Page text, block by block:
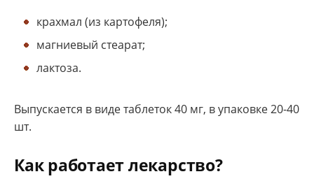
крахмал (из картофеля);
магниевый стеарат;
лактоза.
Выпускается в виде таблеток 40 мг, в упаковке 20-40
шт.
Как работает лекарство?